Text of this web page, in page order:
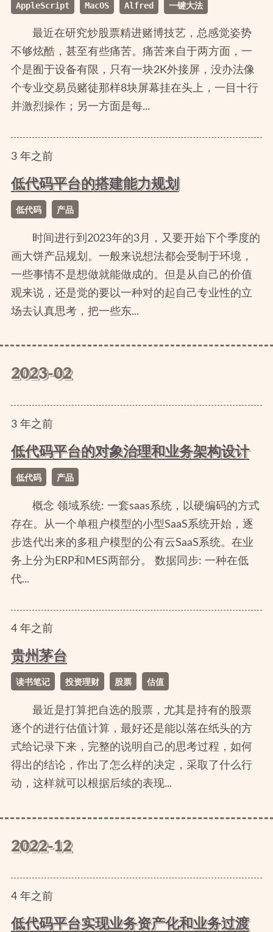
AppleScript MacOS Alfred 一键大法
最近在研究炒股票精进赌博技艺，总感觉姿势
不够炫酷，甚至有些痛苦。痛苦来自于两方面，一
个是囿于设备有限，只有一块2K外接屏，没办法像
个专业交易员赌徒那样8块屏幕挂在头上，一目十行
并激烈操作；另一方面是每...
3年之前
低代码平台的搭建能力规划
低代码 产品
时间进行到2023年的3月，又要开始下个季度的
画大饼产品规划。一般来说想法都会受制于环境，
一些事情不是想做就能做成的。但是从自己的价值
观来说，还是觉的要以一种对的起自己专业性的立
场去认真思考，把一些东...
2023-02
3年之前
低代码平台的对象治理和业务架构设计
低代码 产品
概念 领域系统: 一套saas系统，以硬编码的方式
存在。从一个单租户模型的小型SaaS系统开始，逐
步迭代出来的多租户模型的公有云SaaS系统。在业
务上分为ERP和MES两部分。 数据同步: 一种在低
代...
4年之前
贵州茅台
读书笔记 投资理财 股票 估值
最近是打算把自选的股票，尤其是持有的股票
逐个的进行估值计算，最好还是能以落在纸头的方
式给记录下来，完整的说明自己的思考过程，如何
得出的结论，作出了怎么样的决定，采取了什么行
动，这样就可以根据后续的表现...
2022-12
4年之前
低代码平台实现业务资产化和业务过渡